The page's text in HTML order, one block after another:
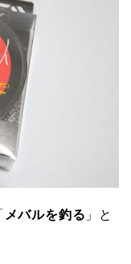
メバルを釣る 」と